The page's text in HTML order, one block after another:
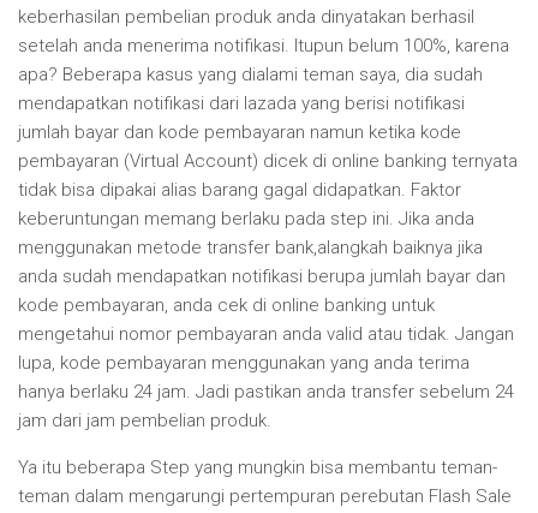
keberhasilan pembelian produk anda dinyatakan berhasil
setelah anda menerima notifikasi. Itupun belum 100%, karena
apa? Beberapa kasus yang dialami teman saya, dia sudah
mendapatkan notifikasi dari lazada yang berisi notifikasi
jumlah bayar dan kode pembayaran namun ketika kode
pembayaran (Virtual Account) dicek di online banking ternyata
tidak bisa dipakai alias barang gagal didapatkan. Faktor
keberuntungan memang berlaku pada step ini. Jika anda
menggunakan metode transfer bank,alangkah baiknya jika
anda sudah mendapatkan notifikasi berupa jumlah bayar dan
kode pembayaran, anda cek di online banking untuk
mengetahui nomor pembayaran anda valid atau tidak. Jangan
lupa, kode pembayaran menggunakan yang anda terima
hanya berlaku 24 jam. Jadi pastikan anda transfer sebelum 24
jam dari jam pembelian produk.
Ya itu beberapa Step yang mungkin bisa membantu teman-
teman dalam mengarungi pertempuran perebutan Flash Sale